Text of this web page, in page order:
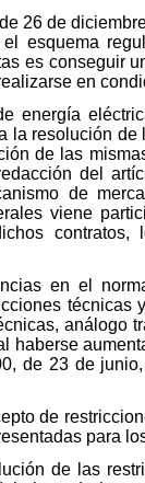
26 de
esquema
es conseguir
en
energía
la resolución de
de las
del
de
viene
contratos,
en el
técnicas
análogo
haberse
de 23 de
de
para
de las